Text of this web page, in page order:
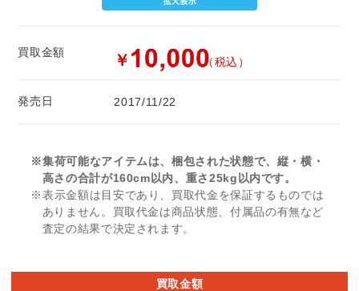
買取金額 ￥ （税込）
発売日 2017/11/22
※集荷可能なアイテムは、梱包された状態で、縦・横・
高さの合計が160cm以内、重さ25kg以内です。
※表示金額は目安であり、買取代金を保証するものでは
ありません。買取代金は商品状態、付属品の有無など
査定の結果で決定されます。
買取金額